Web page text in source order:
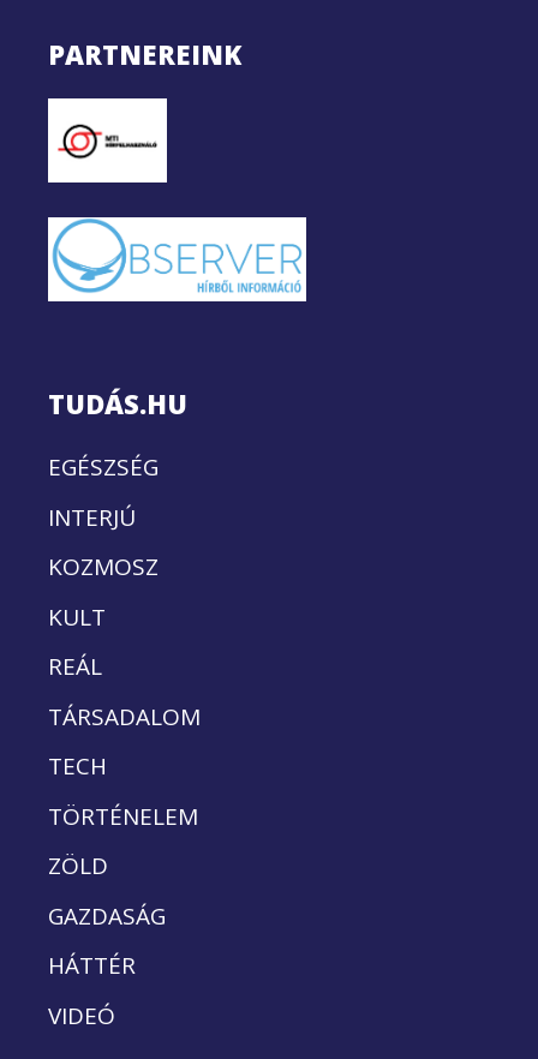
PARTNEREINK
TUDÁS.HU
EGÉSZSÉG
INTERJÚ
KOZMOSZ
KULT
REÁL
TÁRSADALOM
TECH
TÖRTÉNELEM
ZÖLD
GAZDASÁG
HÁTTÉR
VIDEÓ